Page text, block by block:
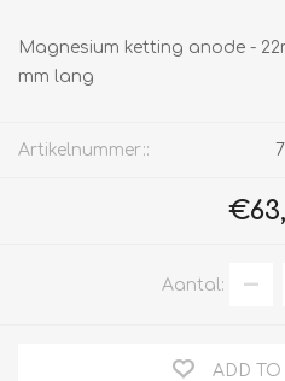
Magnesium ketting anode -
mm lang
Artikelnummer::
Aantal:
ADD TO